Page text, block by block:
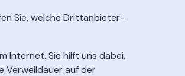
Sie, welche Drittanbieter-
Internet. Sie hilft uns dabei,
Verweildauer auf der